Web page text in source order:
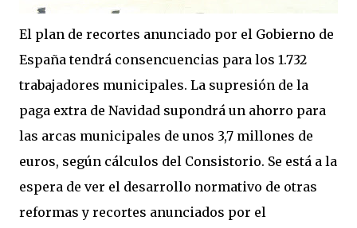
El plan de recortes anunciado por el Gobierno de
España tendrá consencuencias para los 1.732
trabajadores municipales. La supresión de la
paga extra de Navidad supondrá un ahorro para
las arcas municipales de unos 3,7 millones de
euros, según cálculos del Consistorio. Se está a la
espera de ver el desarrollo normativo de otras
reformas y recortes anunciados por el